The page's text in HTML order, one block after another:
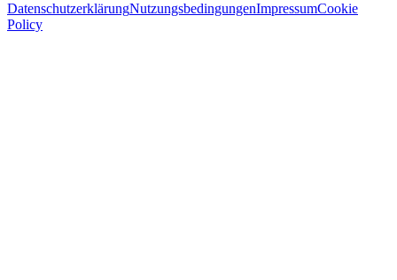
DatenschutzerklärungNutzungsbedingungenImpressumCookie
Policy